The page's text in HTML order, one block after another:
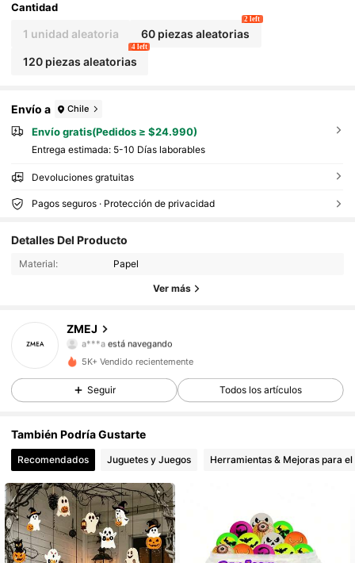
usiastas del Terror, Acentos de Halloween
Cantidad
1 unidad aleatoria 60 piezas aleatorias
2 left
120 piezas aleatorias
4 left
Envío a Chile
Envío gratis(Pedidos ≥ $24.990)
Entrega estimada: 5-10 Días laborables
Devoluciones gratuitas
Pagos seguros · Protección de privacidad
Detalles Del Producto
Material: Papel
Ver más
ZMEJ
46 Seguidores
a***aestá navegando
4,56
46 Seguidores
4,56 46 Seguidores
4,56 46 Seguidores
4,56 46 Seguidores
4,56 46 Seguidores
5K+ Vendido recientemente
Seguir Todos los artículos
También Podría Gustarte
Recomendados Juguetes y Juegos Herramientas & Mejoras para el